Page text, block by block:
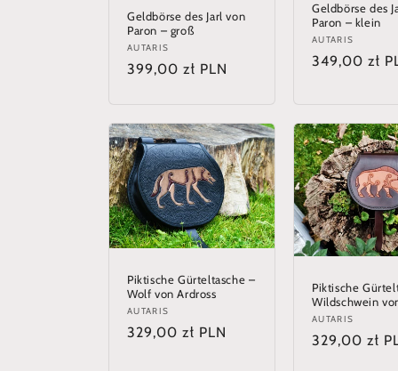
Geldbörse des Jarl von
Paron – groß
Anbieter:
AUTARIS
Normaler
399,00 zł PLN
Geldbörse des
Paron – klein
Anbieter:
AUTARIS
Normaler
349,00 zł
Piktische Gürteltasche –
Wolf von Ardross
Anbieter:
AUTARIS
Normaler
329,00 zł PLN
Piktische
Wildschwein
Anbieter:
AUTARIS
Normaler
329,00 zł